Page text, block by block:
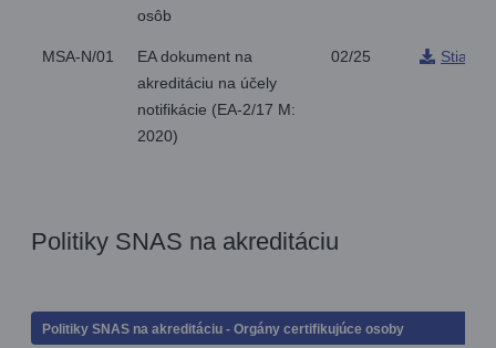
osôb
MSA-N/01
EA dokument na
akreditáciu na účely
notifikácie (EA-2/17 M:
2020)
02/25
Politiky SNAS na akreditáciu
Politiky SNAS na akreditáciu - Orgány certifikujúce osoby